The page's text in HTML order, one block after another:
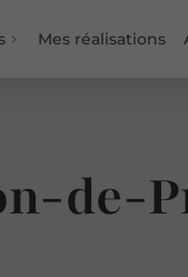
Mes réalisations
de-